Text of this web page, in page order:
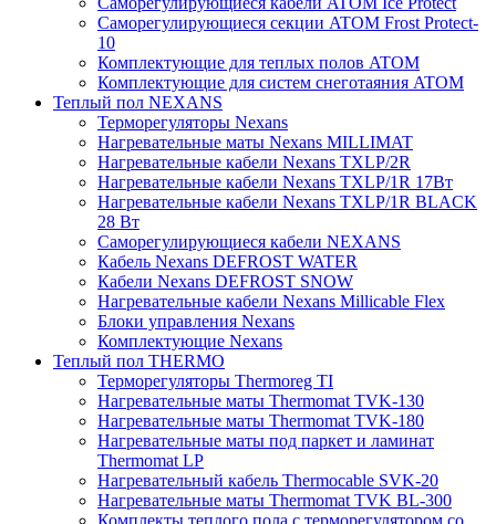
Саморегулирующиеся секции ATOM Frost Protect-
10
Комплектующие для теплых полов ATOM
Комплектующие для систем снеготаяния ATOM
Теплый пол NEXANS
Терморегуляторы Nexans
Нагревательные маты Nexans MILLIMAT
Нагревательные кабели Nexans TXLP/2R
Нагревательные кабели Nexans TXLP/1R 17Вт
Нагревательные кабели Nexans TXLP/1R BLACK
28 Вт
Саморегулирующиеся кабели NEXANS
Кабель Nexans DEFROST WATER
Кабели Nexans DEFROST SNOW
Нагревательные кабели Nexans Millicable Flex
Блоки управления Nexans
Комплектующие Nexans
Теплый пол THERMO
Терморегуляторы Thermoreg TI
Нагревательные маты Thermomat TVK-130
Нагревательные маты Thermomat TVK-180
Нагревательные маты под паркет и ламинат
Thermomat LP
Нагревательный кабель Thermocable SVK-20
Нагревательные маты Thermomat TVK BL-300
Комплекты теплого пола с терморегулятором со